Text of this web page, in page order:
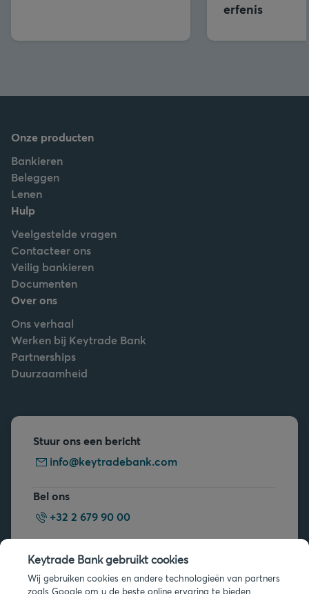
erfenis
Onze producten
Bankieren
Beleggen
Lenen
Hulp
Veelgestelde vragen
Contacteer ons
Veilig bankieren
Documenten
Over ons
Ons verhaal
Werken bij Keytrade Bank
Partnerships
Duurzaamheid
Stuur ons een bericht
info@keytradebank.com
Bel ons
+32 2 679 90 00
Veelgestelde vragen
Keytrade Bank gebruikt cookies
Wij gebruiken cookies en andere technologieën van partners
zoals Google om u de beste online ervaring te bieden.